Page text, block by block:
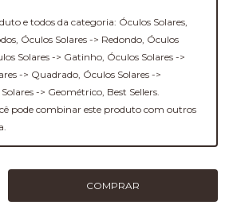
e todos da categoria: Óculos Solares,
Óculos Solares -> Redondo, Óculos
Solares -> Gatinho, Óculos Solares ->
-> Quadrado, Óculos Solares ->
-> Geométrico, Best Sellers.
pode combinar este produto com outros